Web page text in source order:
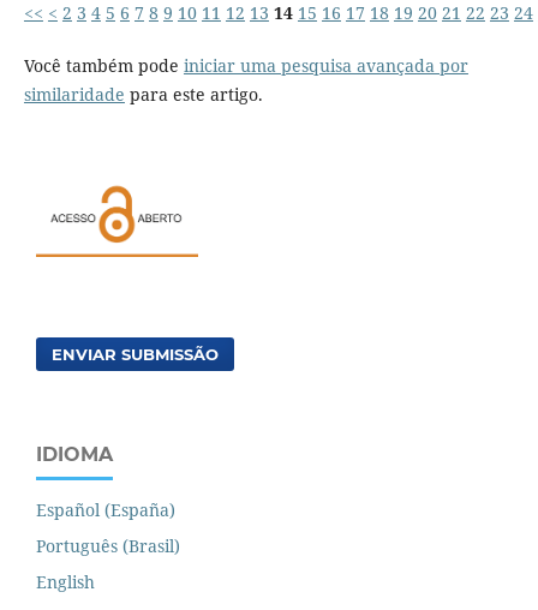
<< < 2 3 4 5 6 7 8 9 10 11 12 13 14 15 16 17 18 19 20 21 22 23 24
Você também pode iniciar uma pesquisa avançada por
similaridade para este artigo.
ENVIAR SUBMISSÃO
IDIOMA
Español (España)
Português (Brasil)
English